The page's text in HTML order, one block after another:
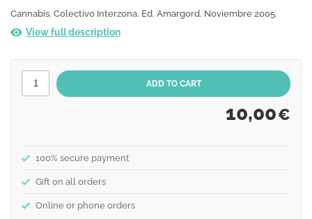
Cannabis. Colectivo Interzona. Ed. Amargord. Noviembre 2005.
View full description
10,00€
100% secure payment
Gift on all orders
Online or phone orders